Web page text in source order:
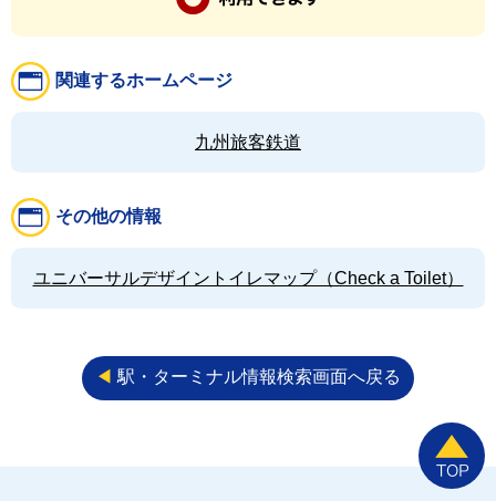
関連するホームページ
九州旅客鉄道
その他の情報
ユニバーサルデザイントイレマップ（Check a Toilet）
◀︎ 駅・ターミナル情報検索画面へ戻る